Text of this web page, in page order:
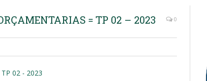
= TP 02 – 2023 0
TP 02 - 2023